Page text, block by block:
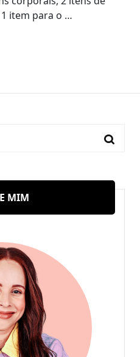
item para o …
MIM